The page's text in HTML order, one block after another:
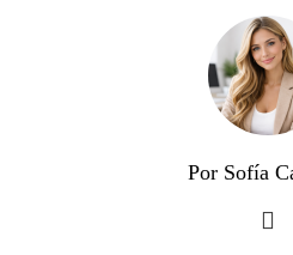
Por Sofía